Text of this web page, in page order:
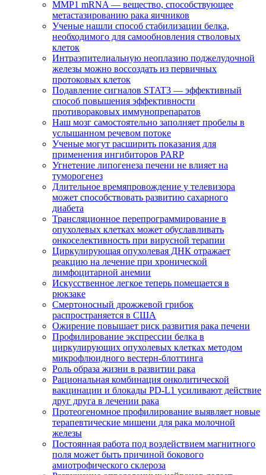
MMP1 mRNA — вещество, способствующее
метастазированию рака яичников
Ученые нашли способ стабилизации белка,
необходимого для самообновления стволовых
клеток
Интраэпителиальную неоплазию поджелудочной
железы можно воссоздать из первичных
протоковых клеток
Подавление сигналов STAT3 — эффективный
способ повышения эффективности
противораковых иммунопрепаратов
Наш мозг самостоятельно заполняет пробелы в
услышанном речевом потоке
Ученые могут расширить показания для
применения ингибиторов PARP
Угнетение липогенеза печени не влияет на
туморогенез
Длительное времяпровождение у телевизора
может способствовать развитию сахарного
диабета
Трансляционное перепрограммирование в
опухолевых клетках может обуславливать
онкоселективность при вирусной терапии
Циркулирующая опухолевая ДНК отражает
реакцию на лечение при хронической
лимфоцитарной анемии
Искусственное легкое теперь помещается в
рюкзаке
Смертоносный дрожжевой грибок
распространяется в США
Ожирение повышает риск развития рака печени
Профилирование экспрессии белка в
циркулирующих опухолевых клетках методом
микрофлюидного вестерн-блоттинга
Роль образа жизни в развитии рака
Рациональная комбинация онколитической
вакцинации и блокады PD-L1 усиливают действие
друг друга в лечении рака
Протеогеномное профилирование выявляет новые
терапевтические мишени для рака молочной
железы
Постоянная работа под воздействием магнитного
поля может быть причиной бокового
амиотрофического склероза